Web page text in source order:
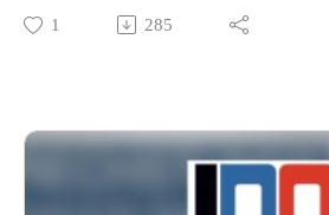
über die Qualifikationen und Positionen
für das Bundesverfassungsgericht, über
erklärte „Ungeimpfte“ kurzerhand zur
biedert sich einem pseudolinken
1 285